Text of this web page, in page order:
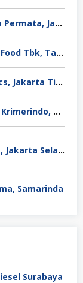
Legal Manager PT Yafindo Mega Permata, Jakarta Barat
Security PT Tiga Pilar Sejahtera Food Tbk, Tangerang
Legal Officer PT Puninar Logistics, Jakarta Timur
Legal Officer PT Lautan Natural Krimerindo, Mojokerto
Satpam PT Otsuka Indonesia, Jakarta Selatan
Samarinda
Surabaya